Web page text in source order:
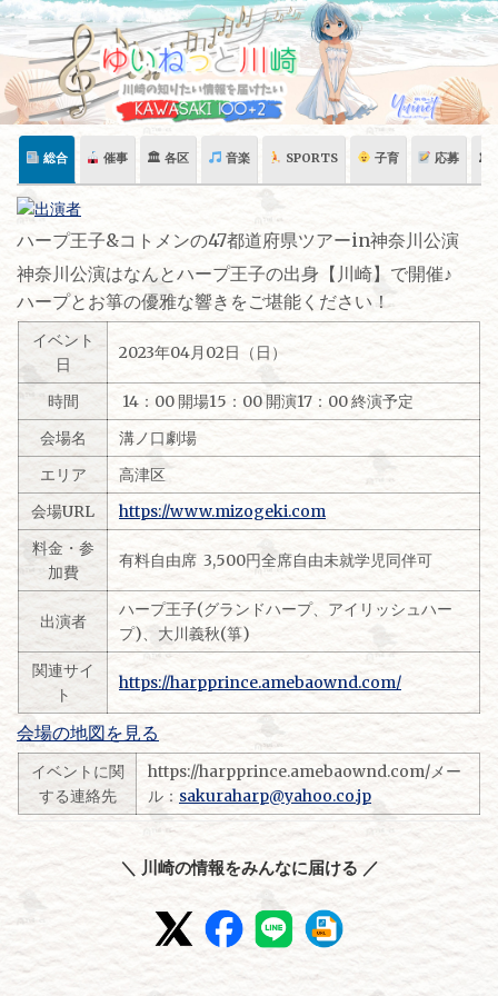
Skip
content
総合 催事 🏛 各区 音楽 SPORTS 子育 応募 🏛
ハープ王子&コトメンの47都道府県ツアーin神奈川公演
神奈川公演はなんとハープ王子の出身【川崎】で開催♪
ハープとお箏の優雅な響きをご堪能ください！
イベント
日
2023年04月02日（日）
時間
14：00 開場15：00 開演17：00 終演予定
会場名
溝ノ口劇場
エリア
高津区
会場URL
https://www.mizogeki.com
料金・参
加費
有料自由席 3,500円全席自由未就学児同伴可
出演者
ハープ王子(グランドハープ、アイリッシュハー
プ)、大川義秋(箏)
関連サイ
ト
https://harpprince.amebaownd.com/
会場の地図を見る
イベントに関
する連絡先
https://harpprince.amebaownd.com/メー
ル： sakuraharp@yahoo.co.jp
＼ 川崎の情報をみんなに届ける ／